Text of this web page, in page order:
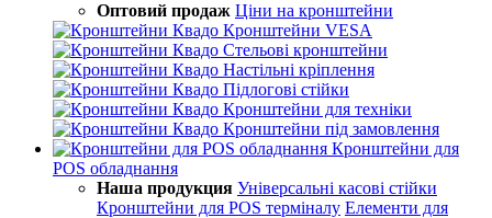
Оптовий продаж Ціни на кронштейни
Кронштейни VESA
Стельові кронштейни
Настільні кріплення
Підлогові стійки
Кронштейни для техніки
Кронштейни під замовлення
Кронштейни для
POS обладнання
Наша продукция Універсальні касові стійки
Кронштейни для POS терміналу Елементи для